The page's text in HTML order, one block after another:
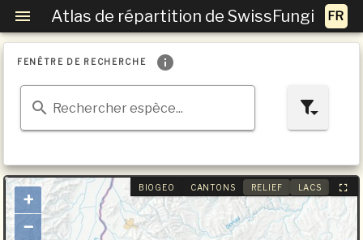
Atlas de répartition de SwissFungi
FENÊTRE DE RECHERCHE
Rechercher espèce...
BIOGEO CANTONS RELIEF LACS
+
−